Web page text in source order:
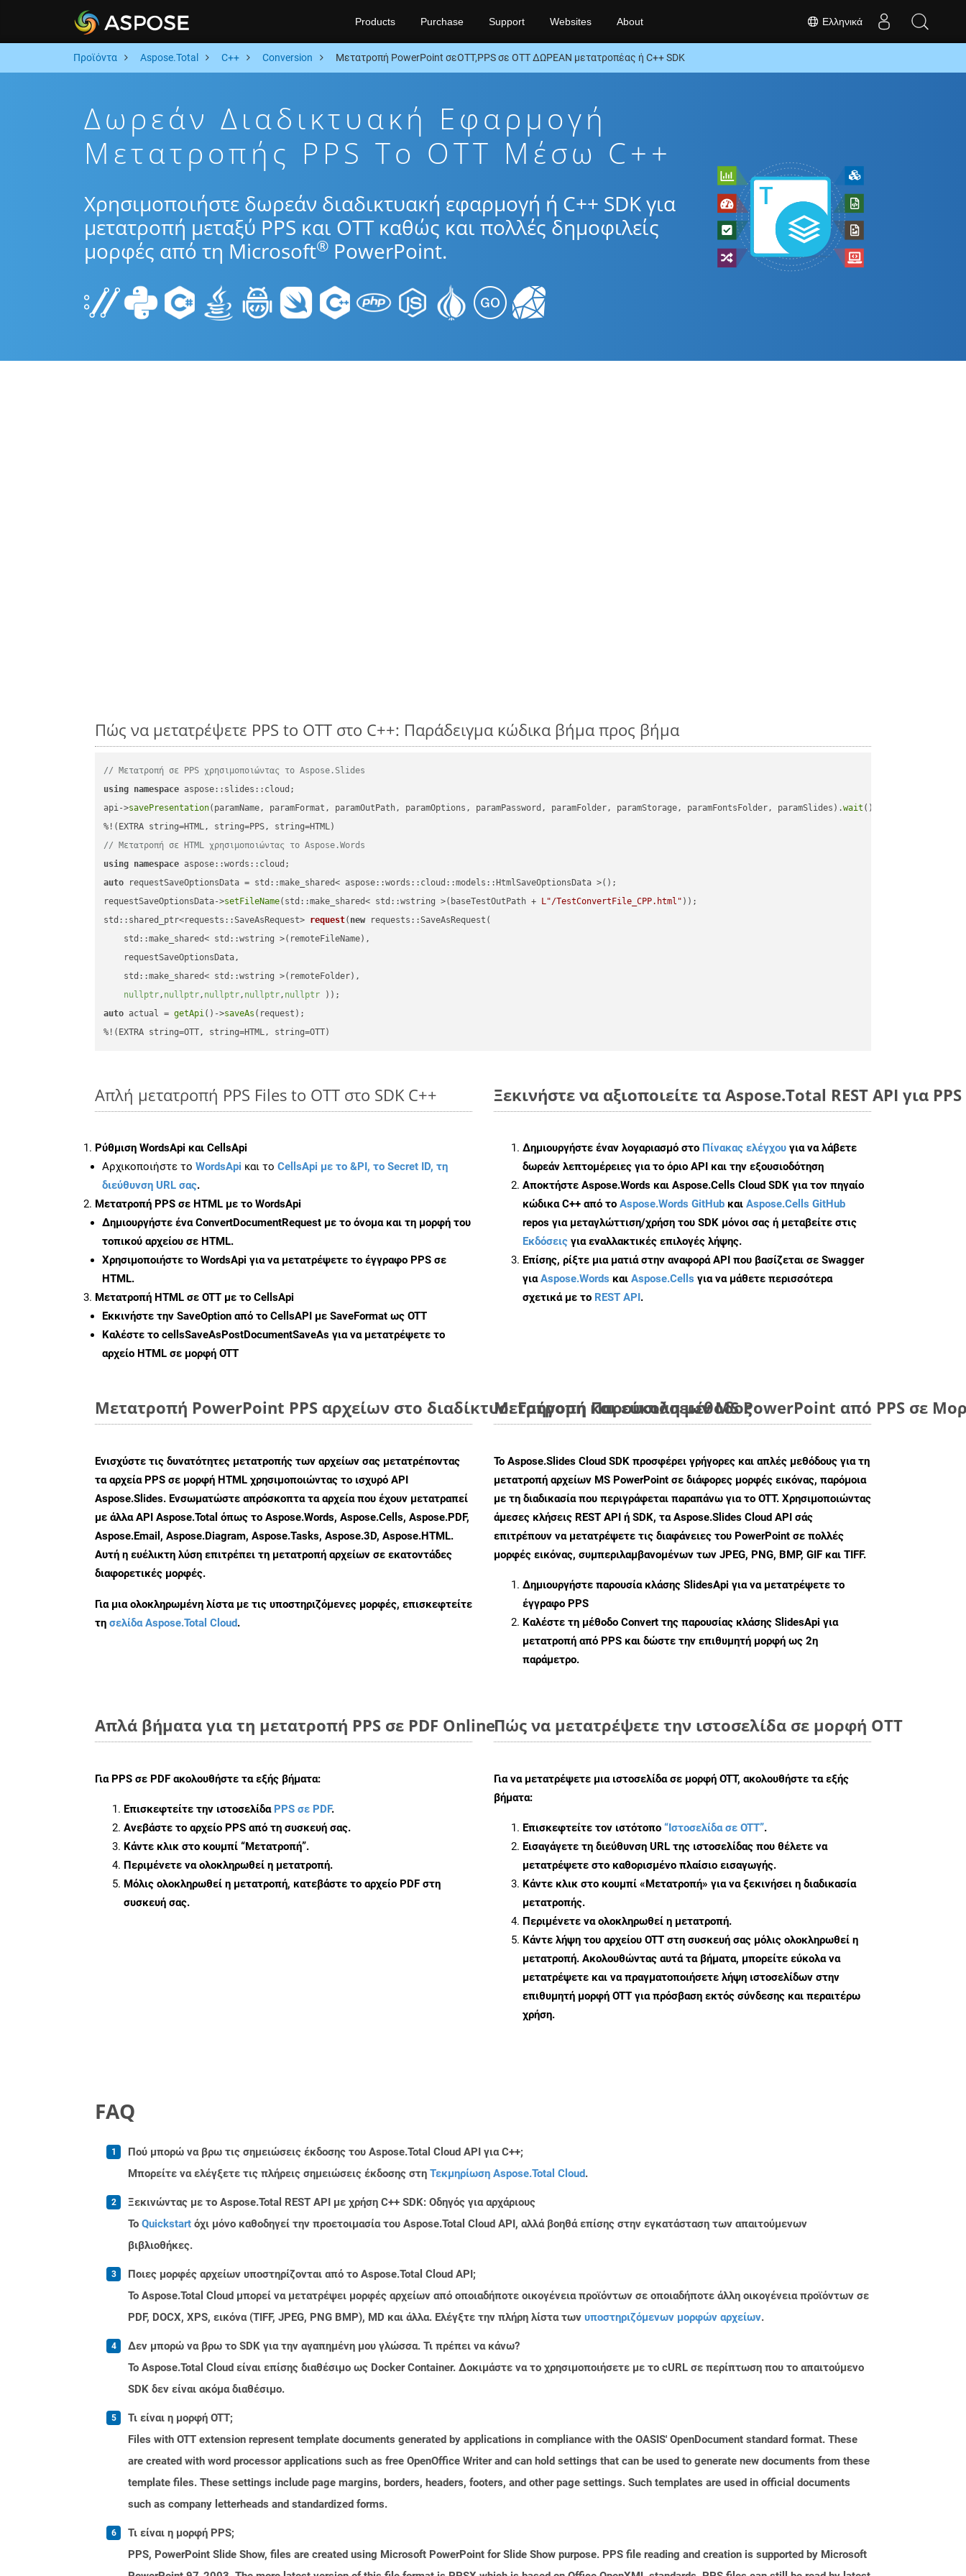
Ελληνικά
Products Purchase Support Websites About
Προϊόντα Aspose.Total C++ Conversion Μετατροπή PowerPoint σεOTT,PPS σε OTT ΔΩΡΕΑΝ μετατροπέας ή C++ SDK
Δωρεάν Διαδικτυακή Εφαρμογή
Μετατροπής PPS To OTT Μέσω C++
Χρησιμοποιήστε δωρεάν διαδικτυακή εφαρμογή ή C++ SDK για
μετατροπή μεταξύ PPS και OTT καθώς και πολλές δημοφιλείς
μορφές από τη Microsoft® PowerPoint.
Πώς να μετατρέψετε PPS to OTT στο C++: Παράδειγμα κώδικα βήμα προς βήμα
// Μετατροπή σε PPS χρησιμοποιώντας το Aspose.Slides
using namespace aspose::slides::cloud;
api->savePresentation(paramName, paramFormat, paramOutPath, paramOptions, paramPassword, paramFolder, paramStorage, paramFontsFolder, paramSlides).wait ();
// Μετατροπή σε HTML χρησιμοποιώντας το Aspose.Words
using namespace
auto requestSaveOptionsData = std::make_shared< aspose::words::cloud::models::HtmlSaveOptionsData >();
requestSaveOptionsData->setFileName(std::make_shared< std::wstring >(baseTestOutPath + L"/TestConvertFile_CPP.html"
std::shared_ptr<requests::SaveAsRequest> request( new requests::SaveAsRequest(
    std::make_shared< std::wstring >(remoteFileName),
    requestSaveOptionsData,
    std::make_shared< std::wstring >(remoteFolder),
nullptr, nullptr, nullptr, nullptr, nullptr ))
auto actual = getApi()->saveAs (request);
%!(EXTRA string=OTT, string=HTML, string=OTT)
Απλή μετατροπή PPS Files to OTT στο SDK C++
Ρύθμιση WordsApi και CellsApi
Αρχικοποιήστε το WordsApi και το CellsApi με το &PI, το Secret ID, τη
διεύθυνση URL σας.
Μετατροπή PPS σε HTML με το WordsApi
Δημιουργήστε έναConvertDocumentRequest με το όνομα και τη μορφή του
τοπικού αρχείου σε HTML.
Χρησιμοποιήστε το WordsApi για να μετατρέψετε το έγγραφο PPS σε
HTML.
Μετατροπή HTML σε OTT με το CellsApi
Εκκινήστε την SaveOption από το CellsAPI με SaveFormat ως OTT
Καλέστε το cellsSaveAsPostDocumentSaveAs για να μετατρέψετε το
αρχείο HTML σε μορφή OTT
Ξεκινήστε να αξιοποιείτε τα Aspose.Total REST API για
Δημιουργήστε έναν λογαριασμό στο Πίνακας ελέγχου για να λάβετε
δωρεάν λεπτομέρειες για το όριο API και την εξουσιοδότηση
Αποκτήστε Aspose.Words και Aspose.Cells Cloud SDK για τον πηγαίο
κώδικα C++ από το Aspose.Words GitHub και Aspose.Cells GitHub
repos για μεταγλώττιση/χρήση του SDK μόνοι σας ή μεταβείτε στις
Εκδόσεις για εναλλακτικές επιλογές λήψης.
Επίσης, ρίξτε μια ματιά στην αναφορά API που βασίζεται σε Swagger
γιαAspose.Words και Aspose.Cells για να μάθετε περισσότερα
σχετικά με το REST API.
Μετατροπή PowerPoint PPS αρχείων στο διαδίκτυο: Γρήγορη και εύκολη μέθοδος
Ενισχύστε τις δυνατότητες μετατροπής των αρχείων σας μετατρέποντας
τα αρχεία PPS σε μορφή HTML χρησιμοποιώντας το ισχυρό API
Aspose.Slides. Ενσωματώστε απρόσκοπτα τα αρχεία που έχουν μετατραπεί
με άλλα API Aspose.Total όπως το Aspose.Words, Aspose.Cells, Aspose.PDF,
Aspose.Email, Aspose.Diagram, Aspose.Tasks, Aspose.3D, Aspose.HTML.
Αυτή η ευέλικτη λύση επιτρέπει τη μετατροπή αρχείων σε εκατοντάδες
διαφορετικές μορφές.
Για μια ολοκληρωμένη λίστα με τις υποστηριζόμενες μορφές, επισκεφτείτε
τη σελίδα Aspose.Total Cloud.
Μετατροπή Παρουσιάσεων MS PowerPoint από PPS σε
Το Aspose.Slides Cloud SDK προσφέρει γρήγορες και απλές μεθόδους για τη
μετατροπή αρχείων MS PowerPoint σε διάφορες μορφές εικόνας, παρόμοια
με τη διαδικασία που περιγράφεται παραπάνω για το OTT. Χρησιμοποιώντας
άμεσες κλήσεις REST API ή SDK, τα Aspose.Slides Cloud API σάς
επιτρέπουν να μετατρέψετε τις διαφάνειες του PowerPoint σε πολλές
μορφές εικόνας, συμπεριλαμβανομένων των JPEG, PNG, BMP, GIF και TIFF.
Δημιουργήστε παρουσία κλάσης SlidesApi για να μετατρέψετε το
έγγραφο PPS
Καλέστε τη μέθοδο Convert της παρουσίας κλάσης SlidesApi για
μετατροπή από PPS και δώστε την επιθυμητή μορφή ως 2η
παράμετρο.
Απλά βήματα για τη μετατροπή PPS σε PDF Online
Για PPS σε PDF ακολουθήστε τα εξής βήματα:
Επισκεφτείτε την ιστοσελίδα PPS σε PDF.
Ανεβάστε το αρχείο PPS από τη συσκευή σας.
Κάντε κλικ στο κουμπί “Μετατροπή”.
Περιμένετε να ολοκληρωθεί η μετατροπή.
Μόλις ολοκληρωθεί η μετατροπή, κατεβάστε το αρχείο PDF στη
συσκευή σας.
Πώς να μετατρέψετε την ιστοσελίδα σε μορφή OTT
Για να μετατρέψετε μια ιστοσελίδα σε μορφή OTT, ακολουθήστε τα εξής
βήματα:
Επισκεφτείτε τον ιστότοπο “Ιστοσελίδα σε OTT”.
Εισαγάγετε τη διεύθυνση URL της ιστοσελίδας που θέλετε να
μετατρέψετε στο καθορισμένο πλαίσιο εισαγωγής.
Κάντε κλικ στο κουμπί «Μετατροπή» για να ξεκινήσει η διαδικασία
μετατροπής.
Περιμένετε να ολοκληρωθεί η μετατροπή.
Κάντε λήψη του αρχείου OTT στη συσκευή σας μόλις ολοκληρωθεί η
μετατροπή. Ακολουθώντας αυτά τα βήματα, μπορείτε εύκολα να
μετατρέψετε και να πραγματοποιήσετε λήψη ιστοσελίδων στην
επιθυμητή μορφή OTT για πρόσβαση εκτός σύνδεσης και περαιτέρω
χρήση.
FAQ
Πού μπορώ να βρω τις σημειώσεις έκδοσης του Aspose.Total Cloud API για C++;
Μπορείτε να ελέγξετε τις πλήρεις σημειώσεις έκδοσης στη Τεκμηρίωση Aspose.Total Cloud.
Ξεκινώντας με το Aspose.Total REST API με χρήση C++ SDK: Οδηγός για αρχάριους
Το Quickstart όχι μόνο καθοδηγεί την προετοιμασία του Aspose.Total Cloud API, αλλά βοηθά επίσης στην εγκατάσταση των απαιτούμενων
βιβλιοθήκες.
Ποιες μορφές αρχείων υποστηρίζονται από το Aspose.Total Cloud API;
Το Aspose.Total Cloud μπορεί να μετατρέψει μορφές αρχείων από οποιαδήποτε οικογένεια προϊόντων σε οποιαδήποτε άλλη οικογένεια προϊόντων σε
PDF, DOCX, XPS, εικόνα (TIFF, JPEG, PNG BMP), MD και άλλα. Ελέγξτε την πλήρη λίστα των υποστηριζόμενων μορφών αρχείων.
Δεν μπορώ να βρω το SDK για την αγαπημένη μου γλώσσα. Τι πρέπει να κάνω?
Το Aspose.Total Cloud είναι επίσης διαθέσιμο ως Docker Container. Δοκιμάστε να το χρησιμοποιήσετε με το cURL σε περίπτωση που το απαιτούμενο
SDK δεν είναι ακόμα διαθέσιμο.
Τι είναι η μορφή OTT;
Files with OTT extension represent template documents generated by applications in compliance with the OASIS' OpenDocument standard format. These
are created with word processor applications such as free OpenOffice Writer and can hold settings that can be used to generate new documents from these
template files. These settings include page margins, borders, headers, footers, and other page settings. Such templates are used in official documents
such as company letterheads and standardized forms.
Τι είναι η μορφή PPS;
PPS, PowerPoint Slide Show, files are created using Microsoft PowerPoint for Slide Show purpose. PPS file reading and creation is supported by Microsoft